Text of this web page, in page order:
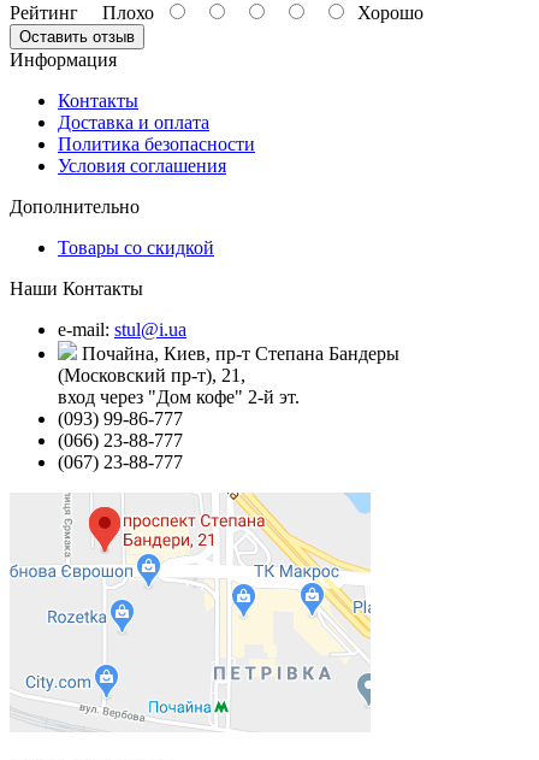
Рейтинг Плохо Хорошо
Оставить отзыв
Информация
Контакты
Доставка и оплата
Политика безопасности
Условия соглашения
Дополнительно
Товары со скидкой
Наши Контакты
e-mail: stul@i.ua
Почайна, Киев, пр-т Степана Бандеры
(Московский пр-т), 21,
вход через "Дом кофе" 2-й эт.
(093) 99-86-777
(066) 23-88-777
(067) 23-88-777